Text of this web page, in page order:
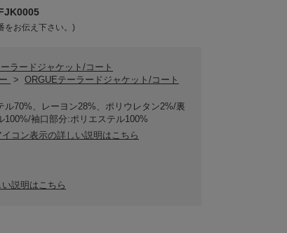
をお伝え下さい。)
ラードジャケット/コート
> ORGUEテーラードジャケット/コート
ル70%、レーヨン28%、ポリウレタン2%/裏
100%/袖口部分:ポリエステル100%
コン表示の詳しい説明はこちら
説明はこちら